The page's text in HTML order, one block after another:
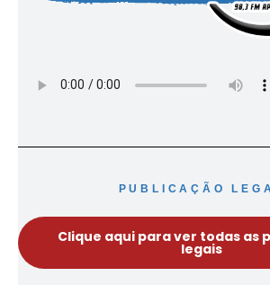
PUBLICAÇÃO
Clique aqui para ver todas as
legais